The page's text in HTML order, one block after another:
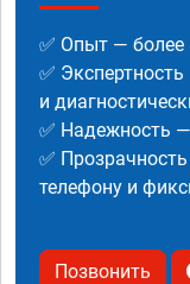
✅ Опыт — более
✅
и
✅ Надежность
✅
телефону и
Позвонить